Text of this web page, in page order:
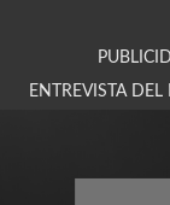
ENTREVISTA DEL